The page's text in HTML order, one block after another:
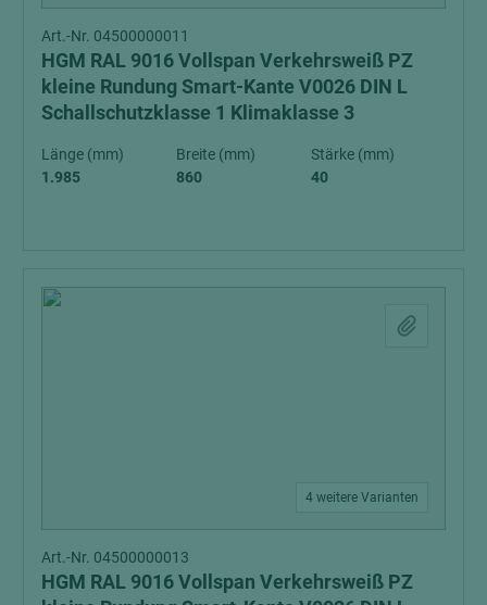
Art.-Nr. 04500000011
HGM RAL 9016 Vollspan Verkehrsweiß PZ
kleine Rundung Smart-Kante V0026 DIN L
Schallschutzklasse 1 Klimaklasse 3
Länge (mm)
1.985
Breite (mm)
860
Stärke (mm)
40
4 weitere Varianten
Art.-Nr. 04500000013
HGM RAL 9016 Vollspan Verkehrsweiß PZ